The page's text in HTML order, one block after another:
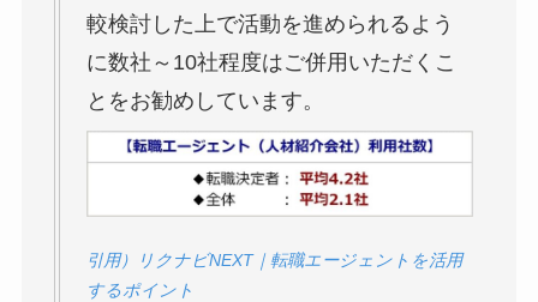
較検討した上で活動を進められるよう
に数社～10社程度はご併用いただくこ
とをお勧めしています。
引用）リクナビNEXT｜転職エージェントを活用
するポイント